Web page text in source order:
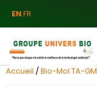
ENFR
Accueil /Bio-Mol TA-GM